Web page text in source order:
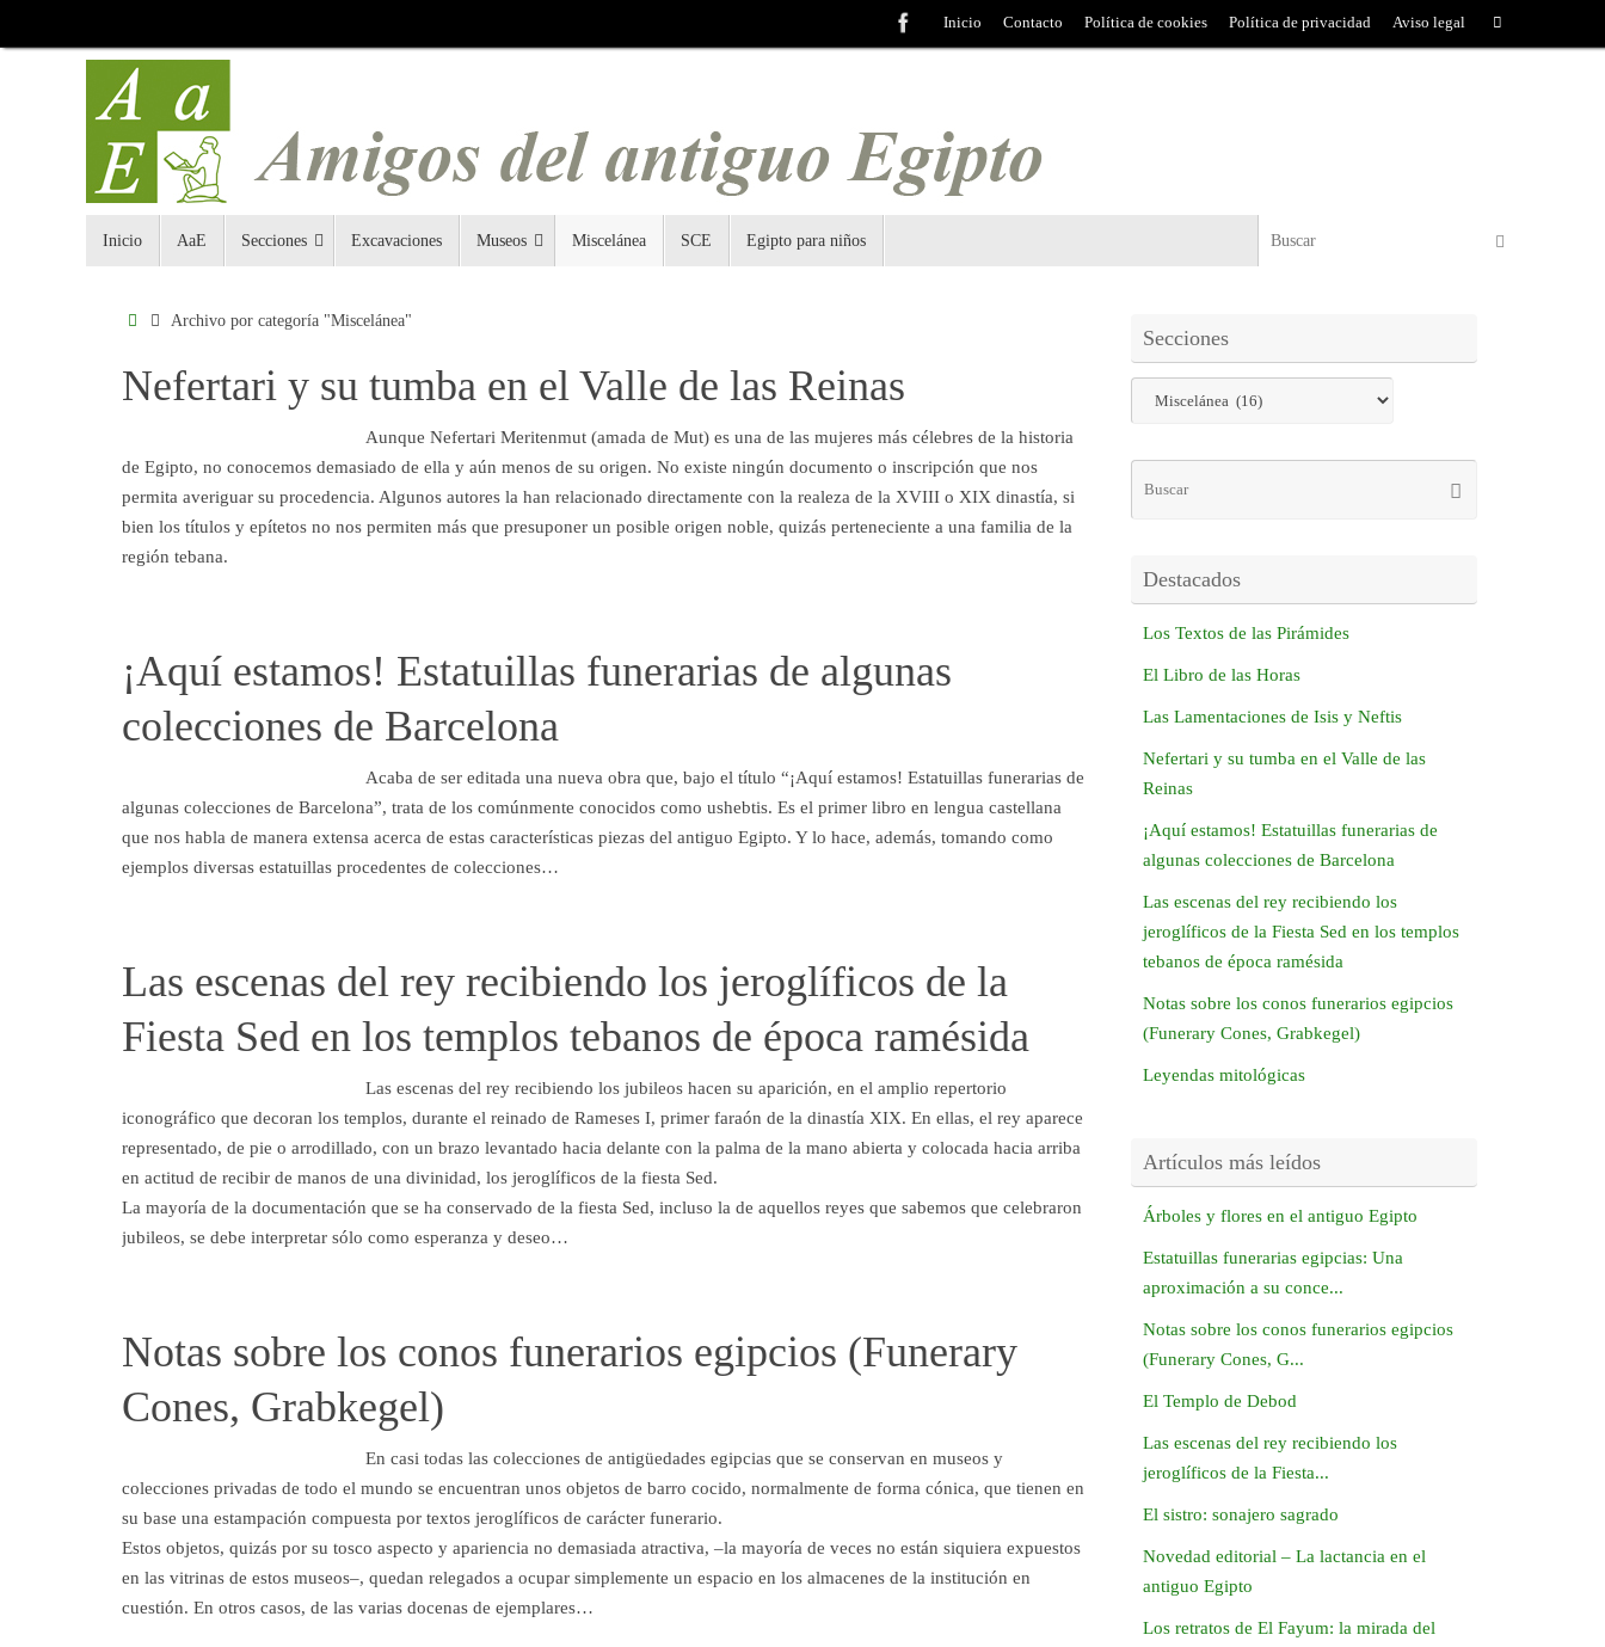
Inicio Contacto Política de cookies Política de privacidad Aviso legal
Inicio AaE Secciones Excavaciones Museos Miscelánea SCE Egipto para niños
Archivo por categoría "Miscelánea"
Nefertari y su tumba en el Valle de las Reinas
Aunque Nefertari Meritenmut (amada de Mut) es una de las mujeres más célebres de la historia
de Egipto, no conocemos demasiado de ella y aún menos de su origen. No existe ningún documento o inscripción que nos
permita averiguar su procedencia. Algunos autores la han relacionado directamente con la realeza de la XVIII o XIX dinastía, si
bien los títulos y epítetos no nos permiten más que presuponer un posible origen noble, quizás perteneciente a una familia de la
región tebana.
¡Aquí estamos! Estatuillas funerarias de algunas
colecciones de Barcelona
Acaba de ser editada una nueva obra que, bajo el título “¡Aquí estamos! Estatuillas funerarias de
algunas colecciones de Barcelona”, trata de los comúnmente conocidos como ushebtis. Es el primer libro en lengua castellana
que nos habla de manera extensa acerca de estas características piezas del antiguo Egipto. Y lo hace, además, tomando como
ejemplos diversas estatuillas procedentes de colecciones…
Las escenas del rey recibiendo los jeroglíficos de la
Fiesta Sed en los templos tebanos de época ramésida
Las escenas del rey recibiendo los jubileos hacen su aparición, en el amplio repertorio
iconográfico que decoran los templos, durante el reinado de Rameses I, primer faraón de la dinastía XIX. En ellas, el rey aparece
representado, de pie o arrodillado, con un brazo levantado hacia delante con la palma de la mano abierta y colocada hacia arriba
en actitud de recibir de manos de una divinidad, los jeroglíficos de la fiesta Sed.
La mayoría de la documentación que se ha conservado de la fiesta Sed, incluso la de aquellos reyes que sabemos que celebraron
jubileos, se debe interpretar sólo como esperanza y deseo…
Notas sobre los conos funerarios egipcios (Funerary
Cones, Grabkegel)
En casi todas las colecciones de antigüedades egipcias que se conservan en museos y
colecciones privadas de todo el mundo se encuentran unos objetos de barro cocido, normalmente de forma cónica, que tienen en
su base una estampación compuesta por textos jeroglíficos de carácter funerario.
Estos objetos, quizás por su tosco aspecto y apariencia no demasiada atractiva, –la mayoría de veces no están siquiera expuestos
en las vitrinas de estos museos–, quedan relegados a ocupar simplemente un espacio en los almacenes de la institución en
cuestión. En otros casos, de las varias docenas de ejemplares…
Secciones
Destacados
Los Textos de las Pirámides
El Libro de las Horas
Las Lamentaciones de Isis y Neftis
Nefertari y su tumba en el Valle de las
Reinas
¡Aquí estamos! Estatuillas funerarias de
algunas colecciones de Barcelona
Las escenas del rey recibiendo los
jeroglíficos de la Fiesta Sed en los templos
tebanos de época ramésida
Notas sobre los conos funerarios egipcios
(Funerary Cones, Grabkegel)
Leyendas mitológicas
Artículos más leídos
Árboles y flores en el antiguo Egipto
Estatuillas funerarias egipcias: Una
aproximación a su conce...
Notas sobre los conos funerarios egipcios
(Funerary Cones, G...
El Templo de Debod
Las escenas del rey recibiendo los
jeroglíficos de la Fiesta...
El sistro: sonajero sagrado
Novedad editorial – La lactancia en el
antiguo Egipto
Los retratos de El Fayum: la mirada del